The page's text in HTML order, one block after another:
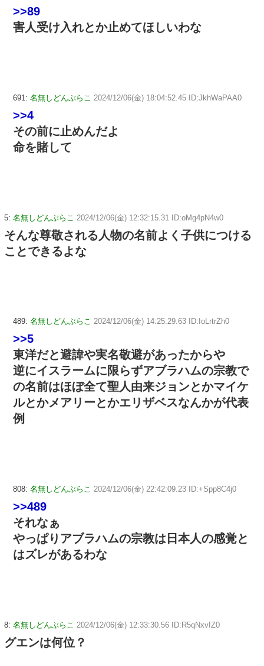
>>89
害人受け入れとか止めてほしいわな
691: 名無しどんぶらこ 2024/12/06(金) 18:04:52.45 ID:JkhWaPAA0
>>4
その前に止めんだよ
命を賭して
5: 名無しどんぶらこ 2024/12/06(金) 12:32:15.31 ID:oMg4pN4w0
そんな尊敬される人物の名前よく子供につける
ことできるよな
489: 名無しどんぶらこ 2024/12/06(金) 14:25:29.63 ID:IoLrtrZh0
>>5
東洋だと避諱や実名敬避があったからや
逆にイスラームに限らずアブラハムの宗教で
の名前はほぼ全て聖人由来ジョンとかマイケ
ルとかメアリーとかエリザベスなんかが代表
例
808: 名無しどんぶらこ 2024/12/06(金) 22:42:09.23 ID:+Spp8C4j0
>>489
それなぁ
やっぱりアブラハムの宗教は日本人の感覚と
はズレがあるわな
8: 名無しどんぶらこ 2024/12/06(金) 12:33:30.56 ID:R5qNxvIZ0
グエンは何位？